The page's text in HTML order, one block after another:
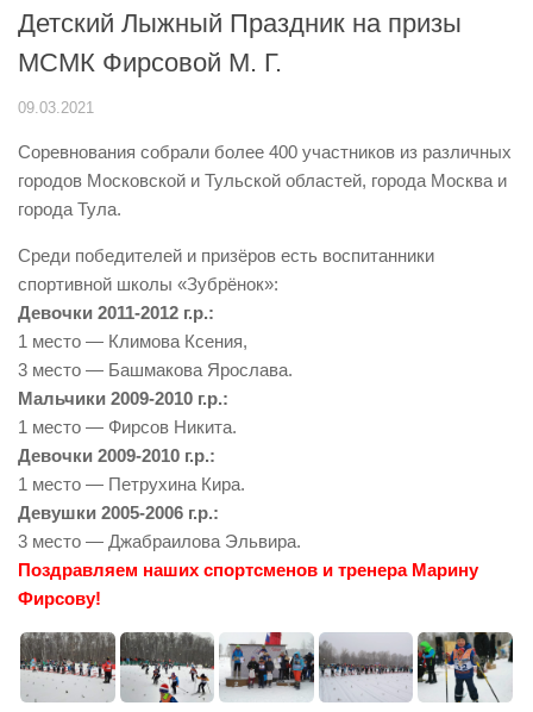
Детский Лыжный Праздник на призы
МСМК Фирсовой М. Г.
09.03.2021
Соревнования собрали более 400 участников из различных
городов Московской и Тульской областей, города Москва и
города Тула.
Среди победителей и призёров есть воспитанники
спортивной школы «Зубрёнок»:
Девочки 2011-2012 г.р.:
1 место — Климова Ксения,
3 место — Башмакова Ярослава.
Мальчики 2009-2010 г.р.:
1 место — Фирсов Никита.
Девочки 2009-2010 г.р.:
1 место — Петрухина Кира.
Девушки 2005-2006 г.р.:
3 место — Джабраилова Эльвира.
Поздравляем наших спортсменов и тренера Марину
Фирсову!